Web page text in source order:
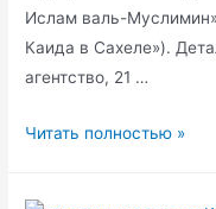
Ислам валь-
Каида в Сахеле»).
агентство, 21 …
Нападение
Читать полностью »